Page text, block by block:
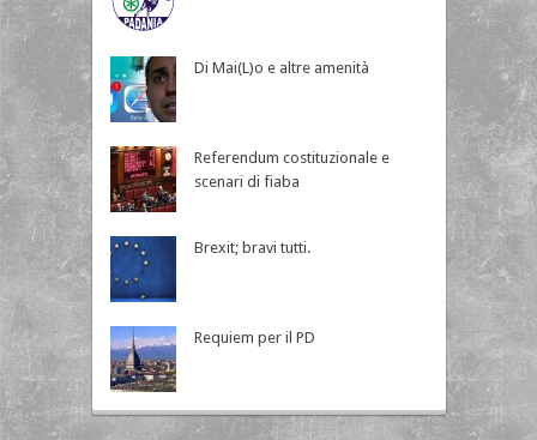
Di Mai(L)o e altre amenità
Referendum costituzionale e
scenari di fiaba
Brexit; bravi tutti.
Requiem per il PD